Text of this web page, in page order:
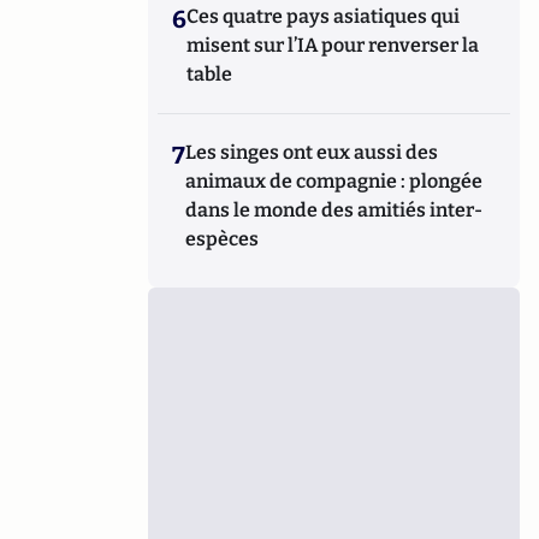
6Ces quatre pays asiatiques qui
misent sur l’IA pour renverser la
table
7Les singes ont eux aussi des
animaux de compagnie : plongée
dans le monde des amitiés inter-
espèces